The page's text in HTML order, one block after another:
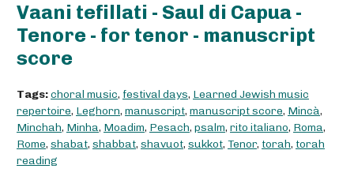
Vaani tefillati - Saul di Capua -
Tenore - for tenor - manuscript
score
Tags:choral music, festival days, Learned Jewish music
repertoire, Leghorn, manuscript, manuscript score, Mincà,
Minchah, Minha, Moadim, Pesach, psalm, rito italiano, Roma,
Rome, shabat, shabbat, shavuot, sukkot, Tenor, torah, torah
reading